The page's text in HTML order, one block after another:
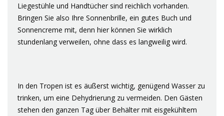
Liegestühle und Handtücher sind reichlich vorhanden.
Bringen Sie also Ihre Sonnenbrille, ein gutes Buch und
Sonnencreme mit, denn hier können Sie wirklich
stundenlang verweilen, ohne dass es langweilig wird.
In den Tropen ist es äußerst wichtig, genügend Wasser zu
trinken, um eine Dehydrierung zu vermeiden. Den Gästen
stehen den ganzen Tag über Behälter mit eisgekühltem